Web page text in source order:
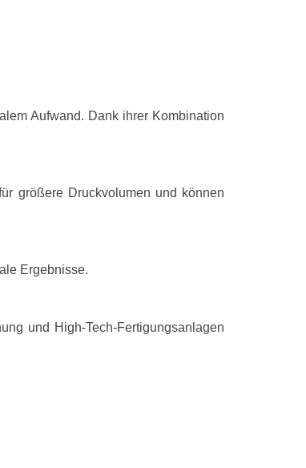
Aufwand. Dank ihrer Kombination
größere Druckvolumen und können
Ergebnisse.
und High-Tech-Fertigungsanlagen